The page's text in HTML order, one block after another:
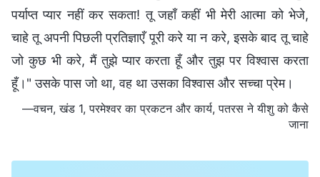
पर्याप्त प्यार नहीं कर सकता! तू जहाँ कहीं भी मेरी आत्मा को भेजे,
चाहे तू अपनी पिछली प्रतिज्ञाएँ पूरी करे या न करे, इसके बाद तू चाहे
जो कुछ भी करे, मैं तुझे प्यार करता हूँ और तुझ पर विश्वास करता
हूँ।" उसके पास जो था, वह था उसका विश्वास और सच्चा प्रेम।
—वचन, खंड 1, परमेश्वर का प्रकटन और कार्य, पतरस ने यीशु को कैसे
जाना